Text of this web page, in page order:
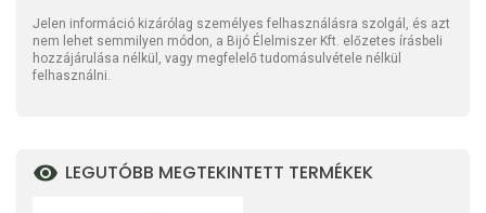
Jelen információ kizárólag személyes felhasználásra szolgál, és azt
nem lehet semmilyen módon, a Bijó Élelmiszer Kft. előzetes írásbeli
hozzájárulása nélkül, vagy megfelelő tudomásulvétele nélkül
felhasználni.
LEGUTÓBB MEGTEKINTETT TERMÉKEK